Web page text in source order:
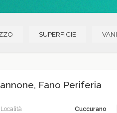
SUPERFICIE VANI
Fano Periferia
Località Cuccurano